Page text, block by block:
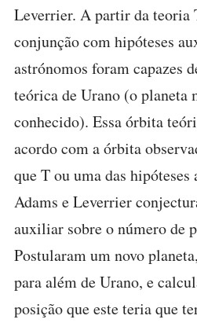
Leverrier. A partir da teoria
conjunção com hipóteses
astrónomos foram capazes
teórica de Urano (o planeta
conhecido). Essa órbita
acordo com a órbita
que T ou uma das
Adams e Leverrier
auxiliar sobre o número de
Postularam um novo
para além de Urano, e
posição que este teria que